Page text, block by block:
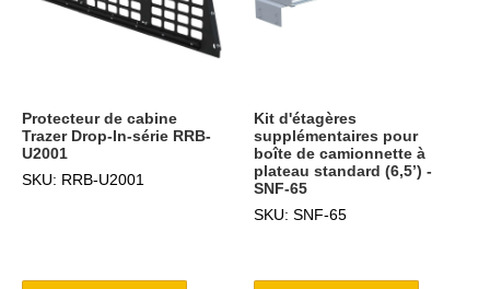
Protecteur de cabine
Trazer Drop-In-série RRB-
U2001
SKU: RRB-U2001
Kit d'étagères
supplémentaires pour
boîte de camionnette à
plateau standard (6,5’) -
SNF-65
SKU: SNF-65